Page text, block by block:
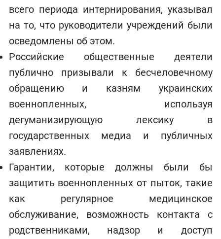
всего периода интернирования, указывал
на то, что руководители учреждений были
осведомлены об этом.
Российские общественные деятели
публично призывали к бесчеловечному
обращению и казням украинских
военнопленных, используя
дегуманизирующую лексику в
государственных медиа и публичных
заявлениях.
Гарантии, которые должны были бы
защитить военнопленных от пыток, такие
как регулярное медицинское
обслуживание, возможность контакта с
родственниками, надзор и доступ